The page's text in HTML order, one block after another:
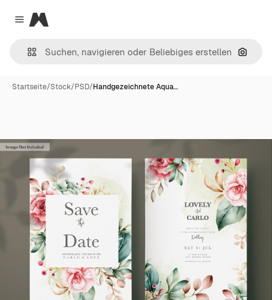
Close menu
Magnific
Nach
Startseite/Stock/PSD/Handgezeichnete Aqua…